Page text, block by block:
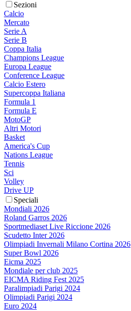
Sezioni
Calcio
Mercato
Serie A
Serie B
Coppa Italia
Champions League
Europa League
Conference League
Calcio Estero
Supercoppa Italiana
Formula 1
Formula E
MotoGP
Altri Motori
Basket
America's Cup
Nations League
Tennis
Sci
Volley
Drive UP
Speciali
Mondiali 2026
Roland Garros 2026
Sportmediaset Live Riccione 2026
Scudetto Inter 2026
Olimpiadi Invernali Milano Cortina 2026
Super Bowl 2026
Eicma 2025
Mondiale per club 2025
EICMA Riding Fest 2025
Paralimpiadi Parigi 2024
Olimpiadi Parigi 2024
Euro 2024